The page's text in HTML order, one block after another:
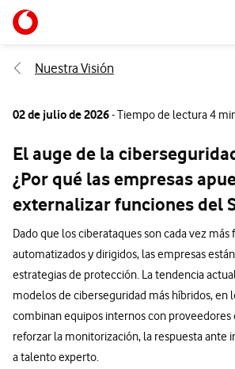
Ir a la pagina principal de vodafone.es
Nuestra Visión
02 de julio de 2026- Tiempo de lectura 4
El auge de la
¿Por qué las empresas
externalizar funciones del
Dado que los ciberataques son cada vez más
automatizados y dirigidos, las empresas
estrategias de protección. La tendencia
modelos de ciberseguridad más híbridos, en
combinan equipos internos con proveedores
reforzar la monitorización, la respuesta ante
a talento experto.